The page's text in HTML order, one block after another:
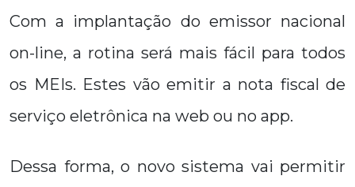
Com a implantação do emissor nacional
on-line, a rotina será mais fácil para todos
os MEIs. Estes vão emitir a nota fiscal de
serviço eletrônica na web ou no app.
Dessa forma, o novo sistema vai permitir